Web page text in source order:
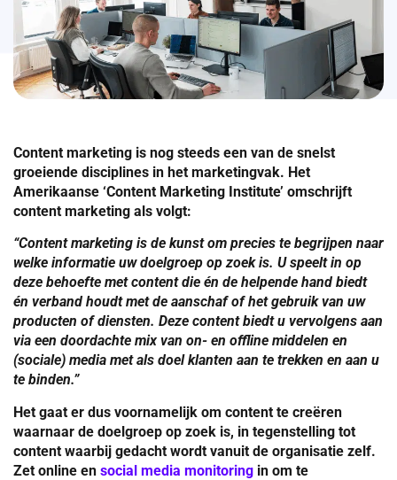
Content marketing is nog steeds een van de snelst
groeiende disciplines in het marketingvak. Het
Amerikaanse ‘Content Marketing Institute’ omschrijft
content marketing als volgt:
“Content marketing is de kunst om precies te begrijpen naar
welke informatie uw doelgroep op zoek is. U speelt in op
deze behoefte met content die én de helpende hand biedt
én verband houdt met de aanschaf of het gebruik van uw
producten of diensten. Deze content biedt u vervolgens aan
via een doordachte mix van on- en offline middelen en
(sociale) media met als doel klanten aan te trekken en aan u
te binden.”
Het gaat er dus voornamelijk om content te creëren
waarnaar de doelgroep op zoek is, in tegenstelling tot
content waarbij gedacht wordt vanuit de organisatie zelf.
Zet online en social media monitoring in om te